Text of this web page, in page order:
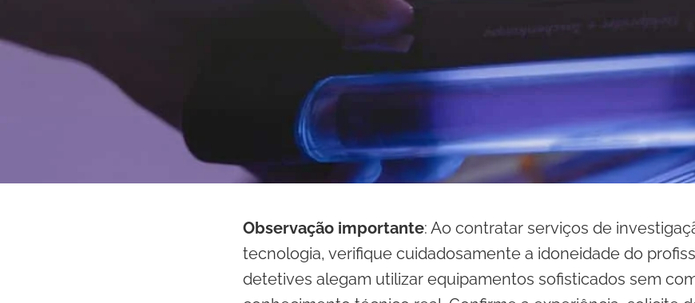
Observação importante: Ao contratar serviços de
tecnologia, verifique cuidadosamente a idoneidade do
detetives alegam utilizar equipamentos sofisticados sem